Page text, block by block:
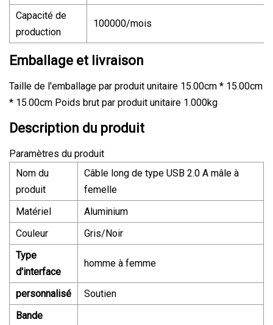
Capacité de
production
100000/mois
Emballage et livraison
Taille de l'emballage par produit unitaire 15.00cm * 15.00cm
* 15.00cm Poids brut par produit unitaire 1.000kg
Description du produit
Paramètres du produit
Nom du
produit
Câble long de type USB 2.0 A mâle à
femelle
Matériel
Aluminium
Couleur
Gris/Noir
Type
d'interface
homme à femme
personnalisé
Soutien
Bande